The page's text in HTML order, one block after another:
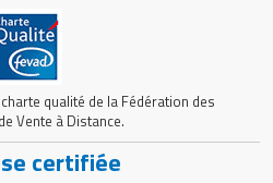
qualité de la Fédération des
Vente à Distance.
certifiée